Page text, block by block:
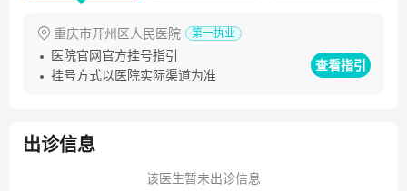
重庆市开州区人民医院 第一执业
医院官网官方挂号指引
挂号方式以医院实际渠道为准
查看指引
出诊信息
该医生暂未出诊信息